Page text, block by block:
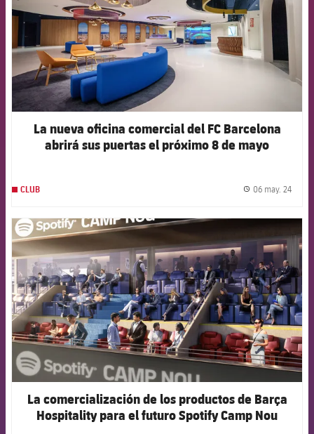
La nueva oficina comercial del FC Barcelona
abrirá sus puertas el próximo 8 de mayo
CLUB 06 may. 24
FCB Barcelona badge
La comercialización de los productos de Barça
Hospitality para el futuro Spotify Camp Nou